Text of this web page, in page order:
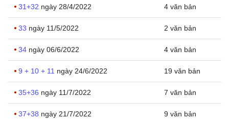
31+32 ngày 28/4/2022 4 văn bản
33 ngày 11/5/2022 2 văn bản
34 ngày 06/6/2022 4 văn bản
9 + 10 + 11 ngày 24/6/2022 19 văn bản
35+36 ngày 11/7/2022 7 văn bản
37+38 ngày 21/7/2022 9 văn bản